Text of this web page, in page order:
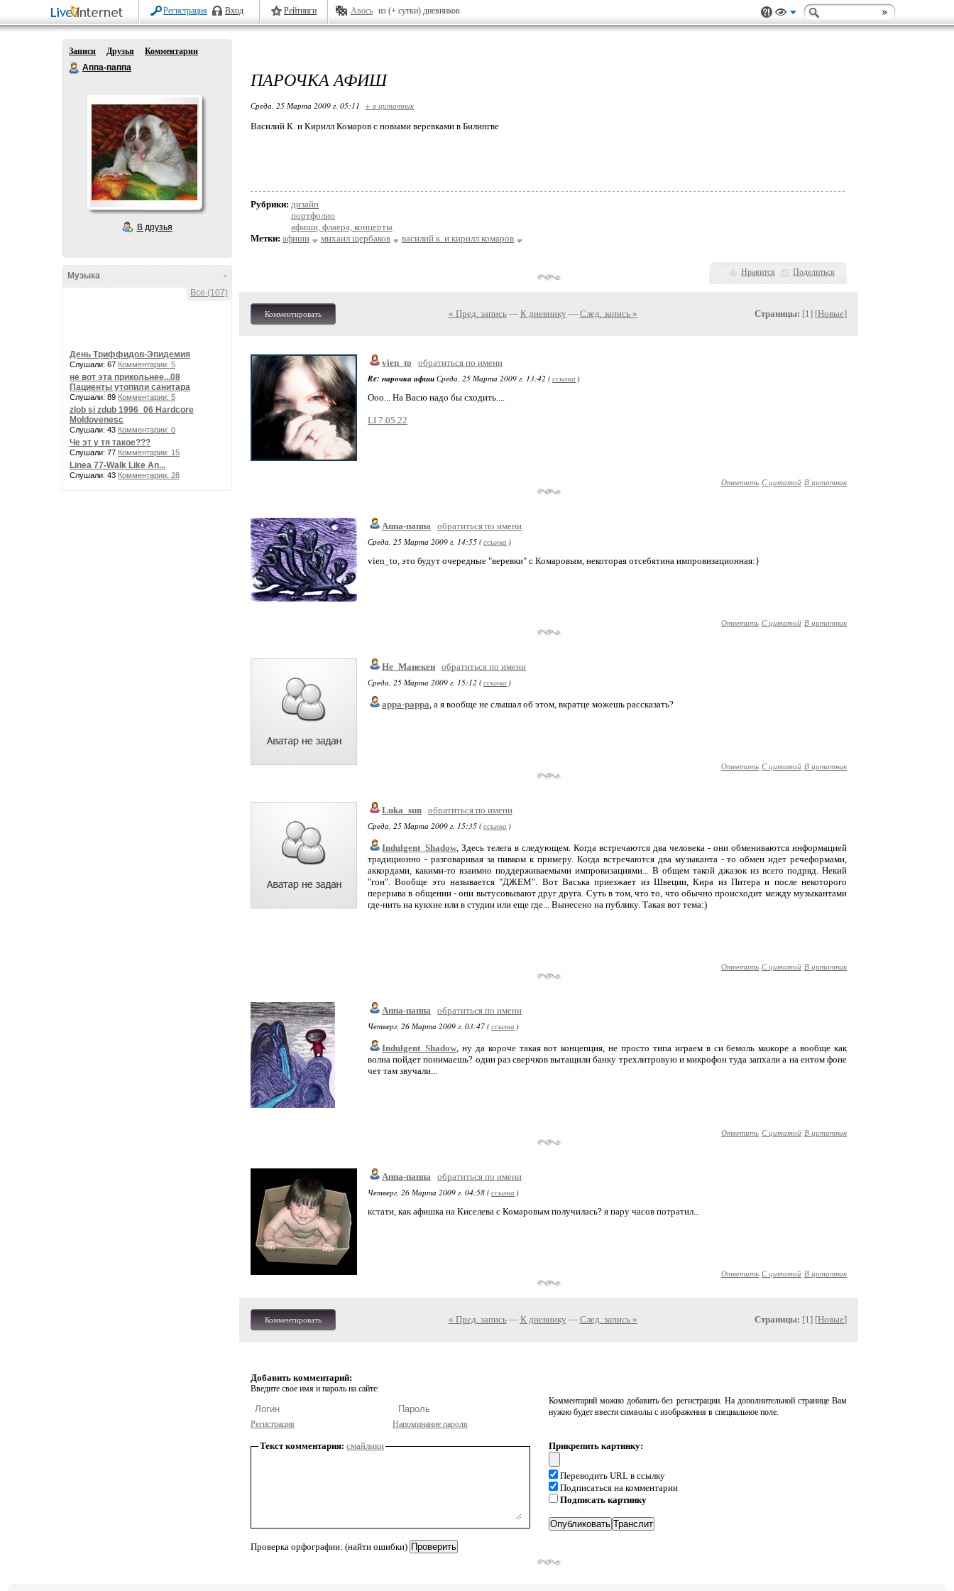
Регистрация Вход Рейтинги Авось из (+ сутки) дневников
Записи Друзья
Комментарии
Аппа-паппа
В друзья
-
Музыка
Все (107)
День Триффидов-Эпидемия
Слушали: 67 Комментарии: 5
не вот эта прикольнее...08
Пациенты утопили санитара
Слушали: 89 Комментарии: 5
zlob si zdub 1996_06 Hardcore
Moldovenesc
Слушали: 43 Комментарии: 0
Че эт у тя такое???
Слушали: 77 Комментарии: 15
Linea 77-Walk Like An...
Слушали: 43 Комментарии: 28
ПАРОЧКА АФИШ
Среда, 25 Марта 2009 г. 05:11 + в цитатник
Василий К. и Кирилл Комаров с новыми веревками в Билингве
Рубрики: дизайн
портфолио
афиши, флаера, концерты
Метки: афиши михаил щербаков василий к. и кирилл комаров
Нравится Поделиться
Комментировать « Пред. запись— К дневнику — След. запись » Страницы: [1] [Новые]
vien_to обратиться по имени
Re: парочка афиш Среда, 25 Марта 2009 г. 13:42 (ссылка )
Ооо... На Васю надо бы сходить....
LI 7.05.22
Ответить С цитатой В цитатник
Аппа-паппа
обратиться по имени
Среда, 25 Марта 2009 г. 14:55 (ссылка )
vien_to, это будут очередные "веревки" с Комаровым, некоторая отсебятина импровизационная:}
Ответить С цитатой В цитатник
Не_Манекен обратиться по имени
Среда, 25 Марта 2009 г. 15:12 (ссылка )
appa-pappa, а я вообще не слышал об этом, вкратце можешь рассказать?
Ответить С цитатой В цитатник
Luka_sun обратиться по имени
Среда, 25 Марта 2009 г. 15:35 (ссылка )
Indulgent_Shadow, Здесь телега в следующем. Когда встречаются два человека - они обмениваются информацией
традиционно - разговаривая за пивком к примеру. Когда встречаются два музыканта - то обмен идет речеформами,
аккордами, какими-то взаимно поддерживаемыми импровизациями... В общем такой джазок из всего подряд. Некий
"гон". Вообще это называется "ДЖЕМ". Вот Васька приезжает из Швеции, Кира из Питера и после некоторого
перерыва в общении - они вытусовывают друг друга. Суть в том, что то, что обычно происходит между музыкантами
где-нить на кукхне или в студии или еще где... Вынесено на публику. Такая вот тема:)
Ответить С цитатой В цитатник
Аппа-паппа
обратиться по имени
Четверг, 26 Марта 2009 г. 03:47 (ссылка )
Indulgent_Shadow, ну да короче такая вот концепция, не просто типа играем в си бемоль мажоре а вообще как
волна пойдет понимаешь? один раз сверчков вытащили банку трехлитровую и микрофон туда запхали а на ентом фоне
чет там звучали...
Ответить С цитатой В цитатник
Аппа-паппа
обратиться по имени
Четверг, 26 Марта 2009 г. 04:58 (ссылка )
кстати, как афишка на Киселева с Комаровым получилась? я пару часов потратил...
Ответить С цитатой В цитатник
Комментировать « Пред. запись— К дневнику — След. запись » Страницы: [1] [Новые]
Добавить комментарий:
Введите свое имя и пароль на сайте:
Регистрация Напоминание пароля
Комментарий можно добавить без регистрации. На дополнительной странице Вам
нужно будет ввести символы с изображения в специальное поле.
Текст комментария: смайлики
Проверка орфографии: (найти ошибки)
Прикрепить картинку:
Переводить URL в ссылку
Подписаться на комментарии
Подписать картинку